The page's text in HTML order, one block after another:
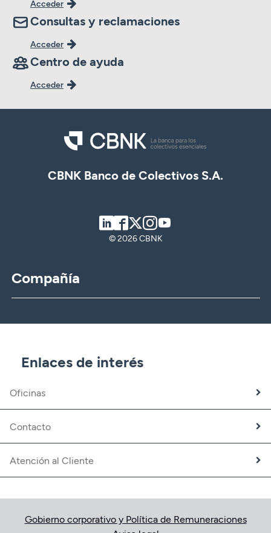
Acceder
Consultas y reclamaciones
Acceder
Centro de ayuda
Acceder
CBNK Banco de Colectivos S.A.
LinkedIn
Facebook
TwitterInstagram
© 2026 CBNK
Compañía
CBNK Gestión de Activos
CBNK Mediación de Seguros
Banca Partner
Trabaja con nosotros
Fundación CBNK
Enlaces de interés
Oficinas
Contacto
Atención al Cliente
Gobierno corporativo y Política de Remuneraciones